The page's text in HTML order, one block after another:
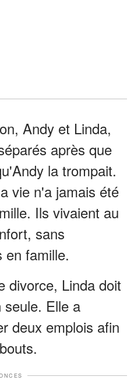
Andy et Linda,
après que
la trompait.
vie n'a jamais été
Ils vivaient au
sans
en famille.
divorce, Linda doit
Elle a
deux emplois afin